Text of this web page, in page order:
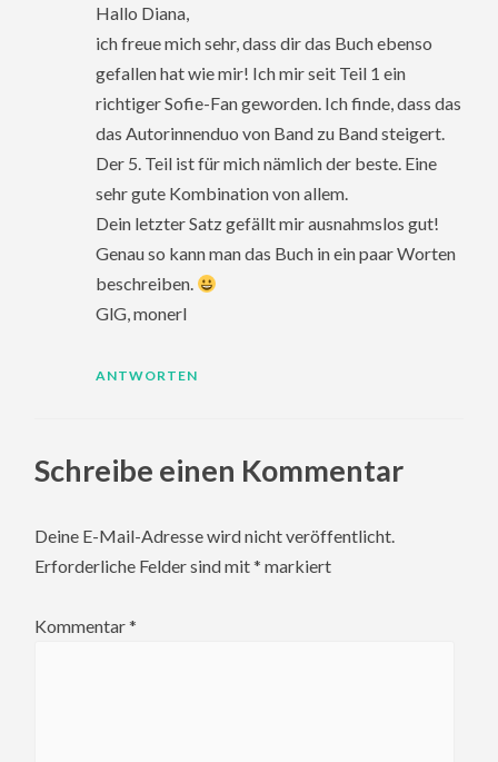
Hallo Diana,
ich freue mich sehr, dass dir das Buch ebenso
gefallen hat wie mir! Ich mir seit Teil 1 ein
richtiger Sofie-Fan geworden. Ich finde, dass das
das Autorinnenduo von Band zu Band steigert.
Der 5. Teil ist für mich nämlich der beste. Eine
sehr gute Kombination von allem.
Dein letzter Satz gefällt mir ausnahmslos gut!
Genau so kann man das Buch in ein paar Worten
beschreiben.
GlG, monerl
ANTWORTEN
Schreibe einen Kommentar
Deine E-Mail-Adresse wird nicht veröffentlicht.
Erforderliche Felder sind mit* markiert
Kommentar*